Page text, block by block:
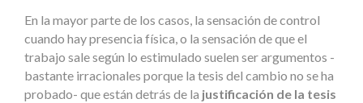
En la mayor parte de los casos, la sensación de control
cuando hay presencia física, o la sensación de que el
trabajo sale según lo estimulado suelen ser argumentos -
bastante irracionales porque la tesis del cambio no se ha
probado- que están detrás de la justificación de la tesis